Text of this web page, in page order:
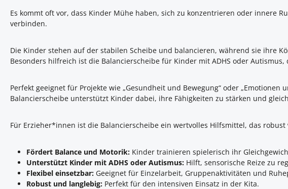
Es kommt oft vor, dass Kinder Mühe haben, sich zu konzentrieren oder innere
verbinden.
Die Kinder stehen auf der stabilen Scheibe und balancieren, während sie ihre
Besonders hilfreich ist die Balancierscheibe für Kinder mit ADHS oder
Perfekt geeignet für Projekte wie „Gesundheit und Bewegung“ oder
Balancierscheibe unterstützt Kinder dabei, ihre Fähigkeiten zu stärken und
Für Erzieher*innen ist die Balancierscheibe ein wertvolles Hilfsmittel, das
Fördert Balance und Motorik: Kinder trainieren spielerisch ihr
Unterstützt Kinder mit ADHS oder Autismus: Hilft, sensorische Reize zu
Flexibel einsetzbar: Geeignet für Einzelarbeit, Gruppenaktivitäten und
Robust und langlebig: Perfekt für den intensiven Einsatz in der Kita.